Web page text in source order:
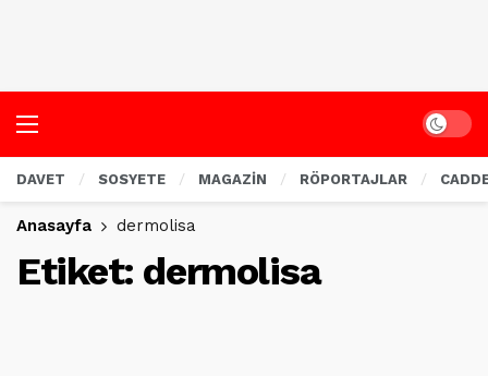
Dark
DAVET SOSYETE MAGAZİN RÖPORTAJLAR
Anasayfa dermolisa
Etiket: dermolisa